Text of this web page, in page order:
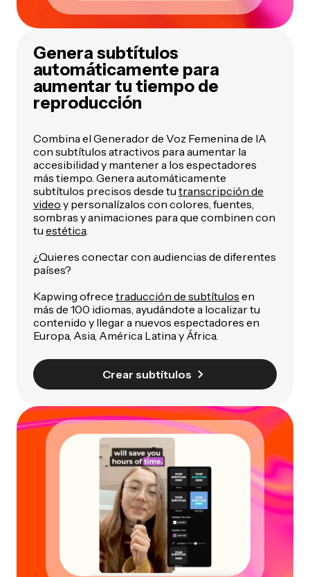
Genera subtítulos
automáticamente para
aumentar tu tiempo de
reproducción
Combina el Generador de Voz Femenina de IA
con subtítulos atractivos para aumentar la
accesibilidad y mantener a los espectadores
más tiempo. Genera automáticamente
subtítulos precisos desde tu transcripción de
video y personalízalos con colores, fuentes,
sombras y animaciones para que combinen con
tu estética.
¿Quieres conectar con audiencias de diferentes
países?
Kapwing ofrece traducción de subtítulos en
más de 100 idiomas, ayudándote a localizar tu
contenido y llegar a nuevos espectadores en
Europa, Asia, América Latina y África.
Crear subtítulos